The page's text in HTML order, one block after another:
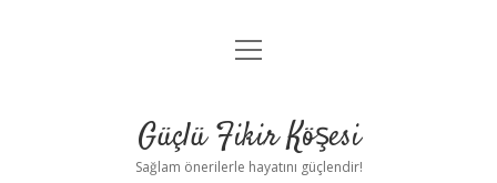
Anasayfa
Yasal Uyarı
menüyü
Güçlü Fikir Köşesi
Sağlam önerilerle hayatını güçlendir!